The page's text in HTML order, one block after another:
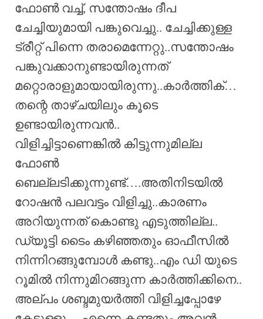
ഫോൺ വച്ച്, സന്തോഷം ദീപ
ചേച്ചിയുമായി പങ്കുവെച്ചു.. ചേച്ചിക്കുള്ള
ട്രീറ്റ് പിന്നെ തരാമെന്നേറ്റു..സന്തോഷം
പങ്കുവക്കാനുണ്ടായിരുന്നത്
മറ്റൊരാളുമായായിരുന്നു..കാർത്തിക്…
തന്റെ താഴ്ചയിലും കൂടെ
ഉണ്ടായിരുന്നവൻ..
വിളിച്ചിട്ടാണെങ്കിൽ കിട്ടുന്നുമില്ല
ഫോൺ
ബെല്ലടിക്കുന്നുണ്ട്….അതിനിടയിൽ
റോഷൻ പലവട്ടം വിളിച്ചു..കാരണം
അറിയുന്നത് കൊണ്ടു എടുത്തില്ല..
ഡ്യൂട്ടി ടൈം കഴിഞ്ഞതും ഓഫീസിൽ
നിന്നിറങ്ങുമ്പോൾ കണ്ടു..എം ഡി യുടെ
റൂമിൽ നിന്നുമിറങ്ങുന്ന കാർത്തിക്കിനെ..
അല്പം ശബ്ദമുയർത്തി വിളിച്ചപ്പോഴേ